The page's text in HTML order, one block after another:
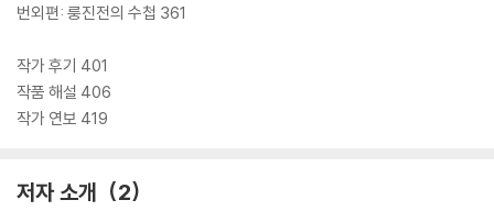
번외편: 룽진전의 수첩 361
작가 후기 401
작품 해설 406
작가 연보 419
저자 소개 2